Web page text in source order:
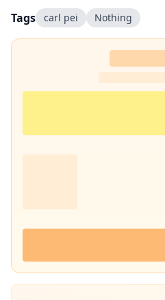
Tags carl pei Nothing